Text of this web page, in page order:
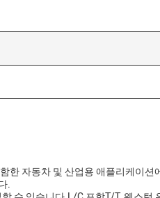
한 자동차 및 산업용 애플리케이션
.